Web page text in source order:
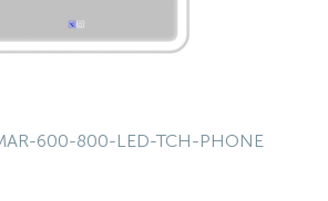
600-800-LED-TCH-PHONE